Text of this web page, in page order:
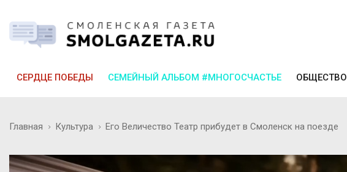
СЕРДЦЕ ПОБЕДЫ СЕМЕЙНЫЙ АЛЬБОМ #МНОГОСЧАСТЬЕ ОБЩЕСТВО
Главная Культура Его Величество Театр прибудет в Смоленск на поезде